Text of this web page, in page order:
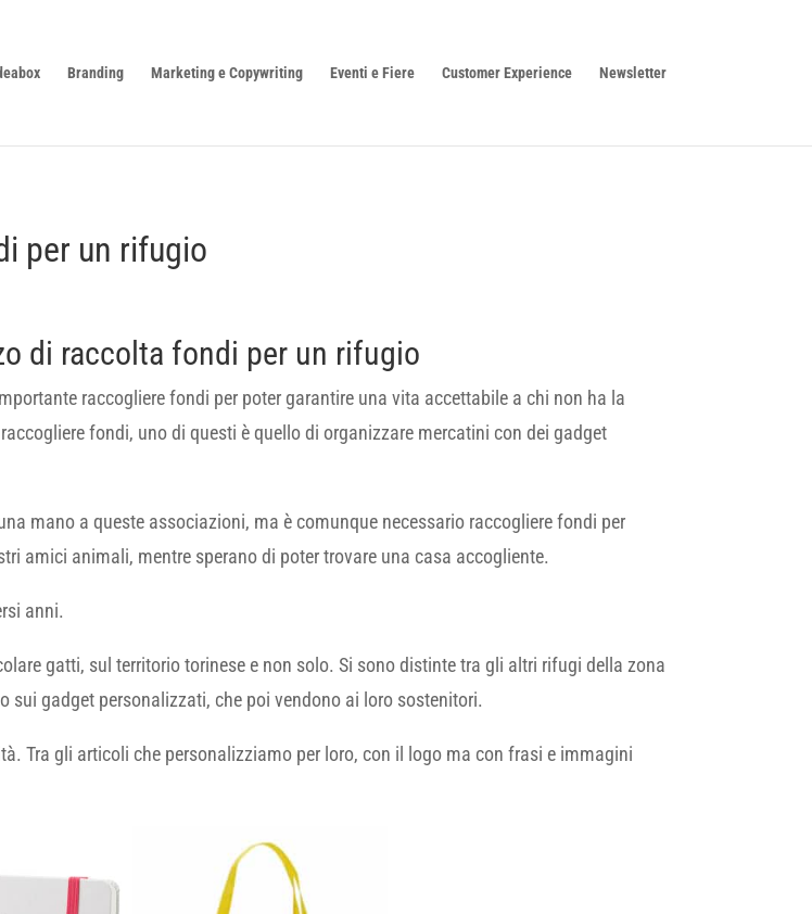
Branding Marketing e Copywriting Eventi e Fiere Customer Experience Newsletter
per un rifugio
di raccolta fondi per un rifugio
raccogliere fondi per poter garantire una vita accettabile a chi non ha la
fondi, uno di questi è quello di organizzare mercatini con dei gadget
mano a queste associazioni, ma è comunque necessario raccogliere fondi per
amici animali, mentre sperano di poter trovare una casa accogliente.
anni.
gatti, sul territorio torinese e non solo. Si sono distinte tra gli altri rifugi della zona
sui gadget personalizzati, che poi vendono ai loro sostenitori.
Tra gli articoli che personalizziamo per loro, con il logo ma con frasi e immagini